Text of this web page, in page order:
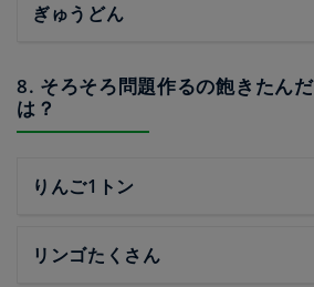
ぎゅうどん
8. そろそろ問題作るの飽きたん
は？
りんご1トン
リンゴたくさん